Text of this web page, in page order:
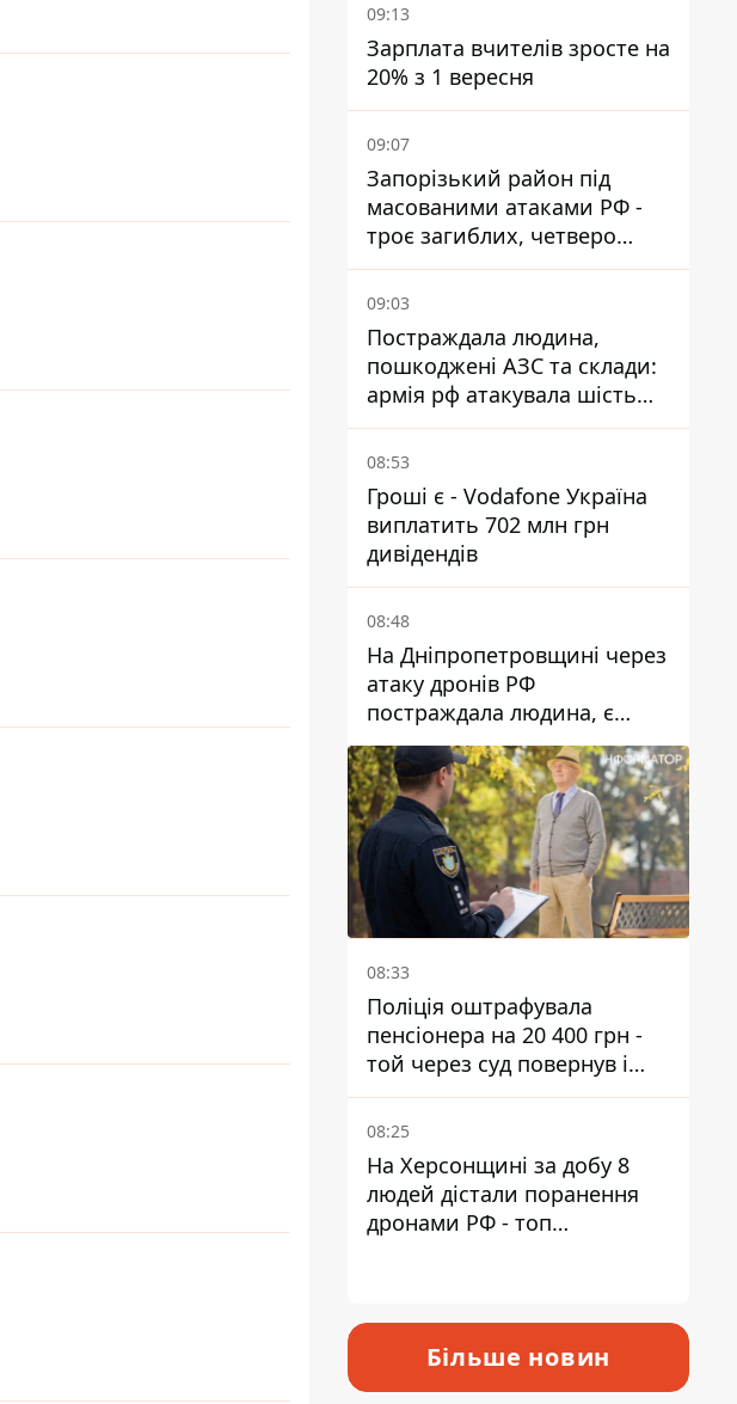
09:13
Зарплата вчителів зросте на
20% з 1 вересня
09:07
Запорізький район під
масованими атаками РФ -
троє загиблих, четверо
поранених
09:03
Постраждала людина,
пошкоджені АЗС та склади:
армія рф атакувала шість
районів Дніпропетровської
області
08:53
Гроші є - Vodafone Україна
виплатить 702 млн грн
дивідендів
08:48
На Дніпропетровщині через
атаку дронів РФ
постраждала людина, є
пожежі та пошкодження
08:33
Поліція оштрафувала
пенсіонера на 20 400 грн -
той через суд повернув і
гроші, і отримав 3 тис. грн
моральної шкоди
08:25
На Херсонщині за добу 8
людей дістали поранення
дронами РФ - топ
Більше новин